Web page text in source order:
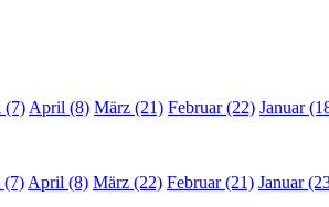
(7) April (8) März (21) Februar (22) Januar
(7) April (8) März (22) Februar (21) Januar